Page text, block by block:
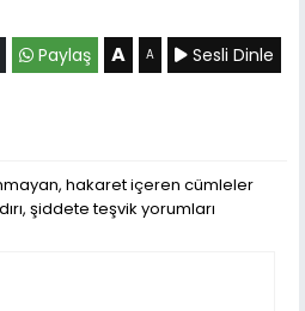
Paylaş A A Sesli Dinle
hakaret içeren cümleler
şiddete teşvik yorumları